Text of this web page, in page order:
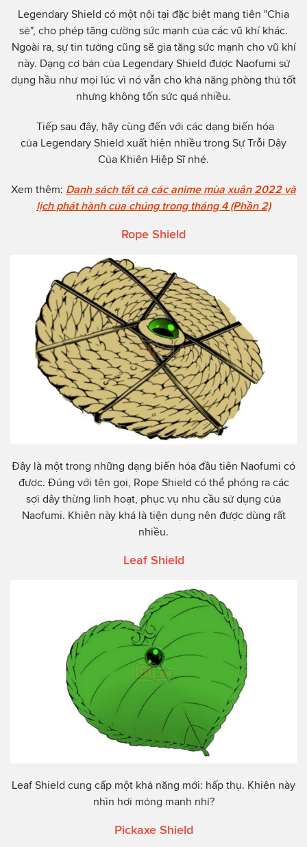
Legendary Shield có một nội tại đặc biệt mang tiên "Chia
sẻ", cho phép tăng cường sức mạnh của các vũ khí khác.
Ngoài ra, sự tin tưởng cũng sẽ gia tăng sức mạnh cho vũ khí
này. Dạng cơ bản của Legendary Shield được Naofumi sử
dụng hầu như mọi lúc vì nó vẫn cho khả năng phòng thủ tốt
nhưng không tốn sức quá nhiều.
Tiếp sau đây, hãy cùng đến với các dạng biến hóa
của Legendary Shield xuất hiện nhiều trong Sự Trỗi Dậy
Của Khiên Hiệp Sĩ nhé.
Xem thêm: Danh sách tất cả các anime mùa xuân 2022 và
lịch phát hành của chúng trong tháng 4 (Phần 2)
Rope Shield
Đây là một trong những dạng biến hóa đầu tiên Naofumi có
được. Đúng với tên gọi, Rope Shield có thể phóng ra các
sợi dây thừng linh hoạt, phục vụ nhu cầu sử dụng của
Naofumi. Khiên này khá là tiện dụng nên được dùng rất
nhiều.
Leaf Shield
Leaf Shield cung cấp một khả năng mới: hấp thụ. Khiên này
nhìn hơi mỏng manh nhỉ?
Pickaxe Shield